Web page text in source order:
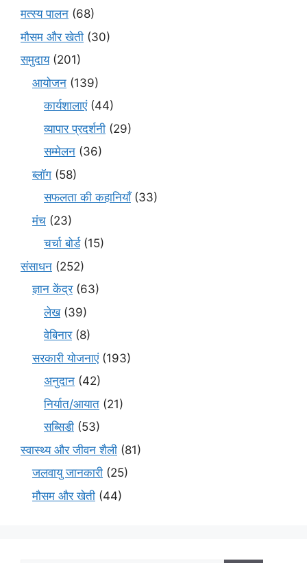
मत्स्य पालन (68)
मौसम और खेती (30)
समुदाय(201)
आयोजन (139)
कार्यशालाएं(44)
व्यापार प्रदर्शनी (29)
सम्मेलन (36)
ब्लॉग (58)
सफलता की कहानियाँ(33)
मंच (23)
चर्चा बोर्ड(15)
संसाधन (252)
ज्ञान केंद्र(63)
लेख(39)
वेबिनार(8)
सरकारी योजनाएं(193)
अनुदान (42)
निर्यात/आयात (21)
सब्सिडी (53)
स्वास्थ्य और जीवन शैली (81)
जलवायु जानकारी (25)
मौसम और खेती (44)